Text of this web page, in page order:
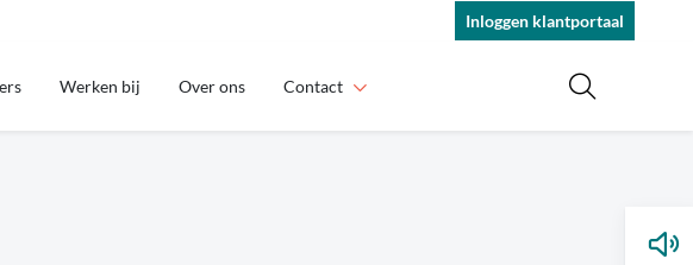
Inloggen klantportaal
Werken bij Over ons Contact